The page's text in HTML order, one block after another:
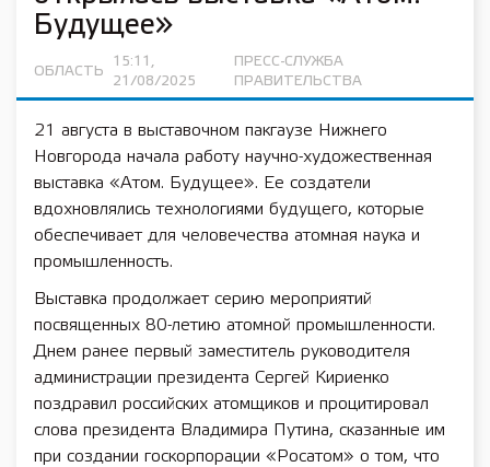
Будущее»
ОБЛАСТЬ
15:11,
21/08/2025
ПРЕСС-СЛУЖБА
ПРАВИТЕЛЬСТВА
21 августа в выставочном пакгаузе Нижнего
Новгорода начала работу научно-художественная
выставка «Атом. Будущее». Ее создатели
вдохновлялись технологиями будущего, которые
обеспечивает для человечества атомная наука и
промышленность.
Выставка продолжает серию мероприятий
посвященных 80-летию атомной промышленности.
Днем ранее первый заместитель руководителя
администрации президента Сергей Кириенко
поздравил российских атомщиков и процитировал
слова президента Владимира Путина, сказанные им
при создании госкорпорации «Росатом» о том, что